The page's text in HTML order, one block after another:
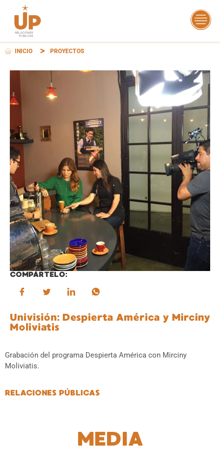
INICIO PROYECTOS
COMPÁRTELO:
Univisión: Despierta América y Mirciny
Moliviatis
Grabación del programa Despierta América con Mirciny
Moliviatis.
RELACIONES PÚBLICAS
MEDIA